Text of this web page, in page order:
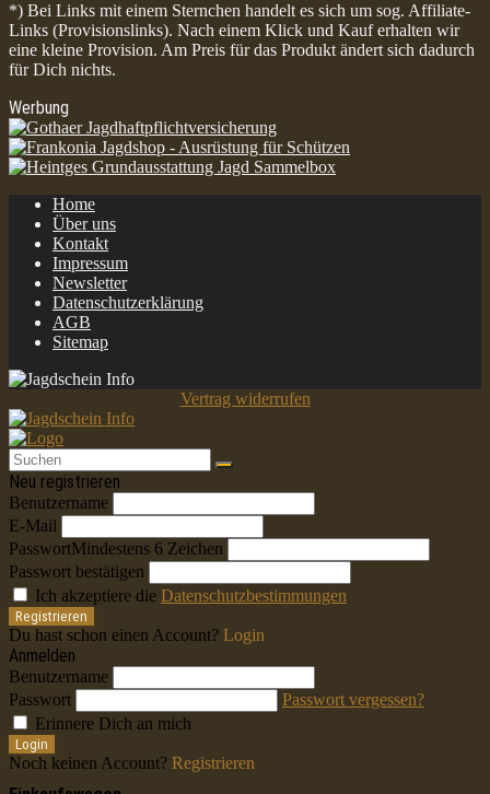
*) Bei Links mit einem Sternchen handelt es sich um sog. Affiliate-
Links (Provisionslinks). Nach einem Klick und Kauf erhalten wir
eine kleine Provision. Am Preis für das Produkt ändert sich dadurch
für Dich nichts.
Werbung
Home
Über uns
Kontakt
Impressum
Newsletter
Datenschutzerklärung
AGB
Sitemap
Vertrag widerrufen
Neu registrieren
Benutzername
E-Mail
PasswortMindestens 6 Zeichen
Passwort bestätigen
Ich akzeptiere die Datenschutzbestimmungen
Registrieren
Du hast schon einen Account? Login
Anmelden
Benutzername
Passwort
Passwort vergessen?
Erinnere Dich an mich
Login
Noch keinen Account? Registrieren